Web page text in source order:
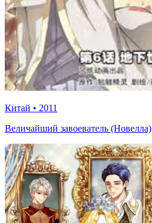
Китай • 2011
Величайший завоеватель (Новелла)